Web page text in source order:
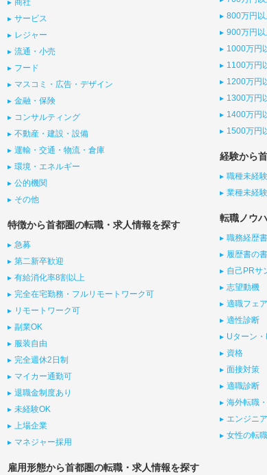
商社
サービス
レジャー
流通・小売
フード
マスコミ・広告・デザイン
金融・保険
コンサルティング
不動産・建設・設備
運輸・交通・物流・倉庫
環境・エネルギー
公的機関
その他
特徴から首都圏の転職・求人情報を探す
急募
第二新卒歓迎
有給消化率8割以上
完全在宅勤務・フルリモートワーク可
リモートワーク可
副業OK
服装自由
完全週休2日制
マイカー通勤可
退職金制度あり
未経験OK
上場企業
マネジャー採用
雇用形態から首都圏の転職・求人情報を探す
800万円以
900万円以
1000万円
1100万円
1200万円
1300万円
1400万円
1500万円
経験から
職種未経
業種未経
転職ノウ
職務経歴
履歴書の
自己PRサ
志望動機
適職フェ
適性診断
Uターン
資格
面接対策
適職診断
海外転職
エンジニ
女性の転